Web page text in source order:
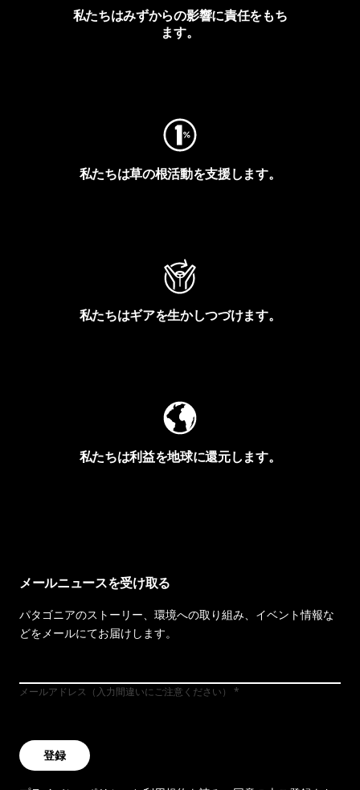
私たちはみずからの影響に責任をもち
ます。
私たちは草の根活動を支援します。
私たちはギアを生かしつづけます。
私たちは利益を地球に還元します。
メールニュースを受け取る
パタゴニアのストーリー、環境への取り組み、イベント情報な
どをメールにてお届けします。
メールアドレス（入力間違いにご注意ください）
登録